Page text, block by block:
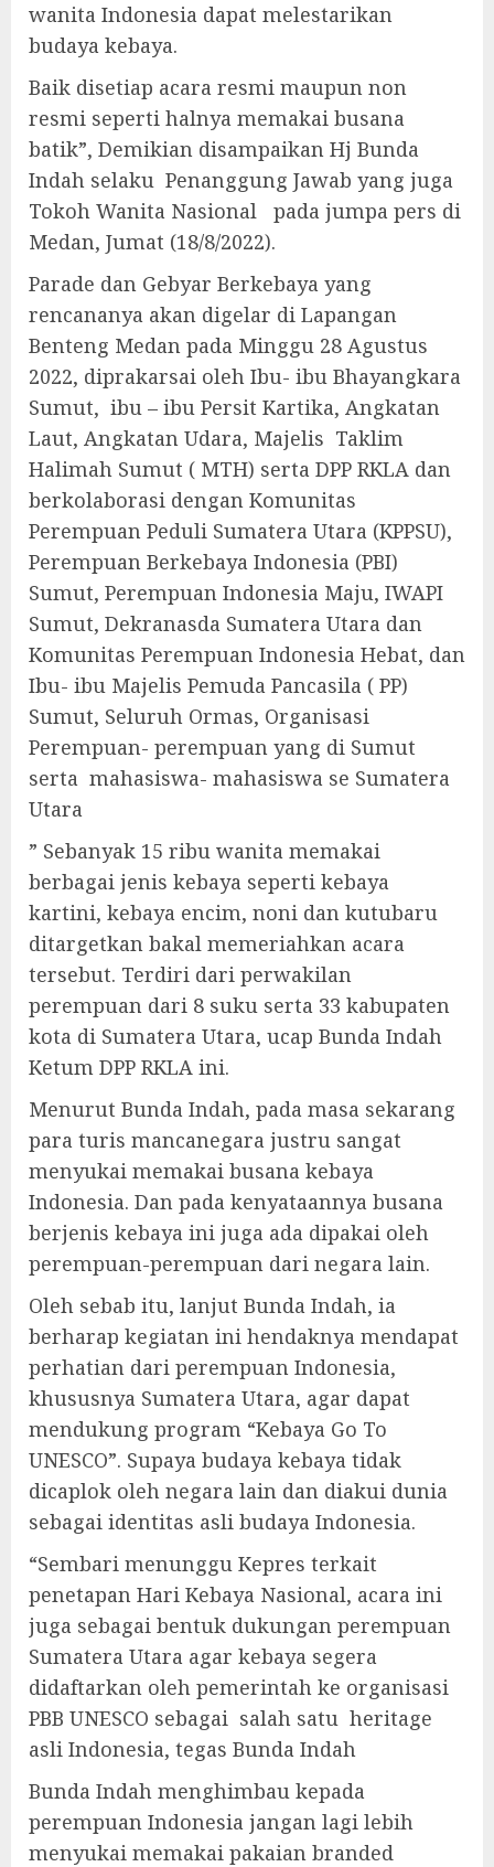
wanita Indonesia dapat melestarikan
budaya kebaya.
Baik disetiap acara resmi maupun non
resmi seperti halnya memakai busana
batik”, Demikian disampaikan Hj Bunda
Indah selaku Penanggung Jawab yang juga
Tokoh Wanita Nasional pada jumpa pers di
Medan, Jumat (18/8/2022).
Parade dan Gebyar Berkebaya yang
rencananya akan digelar di Lapangan
Benteng Medan pada Minggu 28 Agustus
2022, diprakarsai oleh Ibu- ibu Bhayangkara
Sumut, ibu – ibu Persit Kartika, Angkatan
Laut, Angkatan Udara, Majelis Taklim
Halimah Sumut ( MTH) serta DPP RKLA dan
berkolaborasi dengan Komunitas
Perempuan Peduli Sumatera Utara (KPPSU),
Perempuan Berkebaya Indonesia (PBI)
Sumut, Perempuan Indonesia Maju, IWAPI
Sumut, Dekranasda Sumatera Utara dan
Komunitas Perempuan Indonesia Hebat, dan
Ibu- ibu Majelis Pemuda Pancasila ( PP)
Sumut, Seluruh Ormas, Organisasi
Perempuan- perempuan yang di Sumut
serta mahasiswa- mahasiswa se Sumatera
Utara
” Sebanyak 15 ribu wanita memakai
berbagai jenis kebaya seperti kebaya
kartini, kebaya encim, noni dan kutubaru
ditargetkan bakal memeriahkan acara
tersebut. Terdiri dari perwakilan
perempuan dari 8 suku serta 33 kabupaten
kota di Sumatera Utara, ucap Bunda Indah
Ketum DPP RKLA ini.
Menurut Bunda Indah, pada masa sekarang
para turis mancanegara justru sangat
menyukai memakai busana kebaya
Indonesia. Dan pada kenyataannya busana
berjenis kebaya ini juga ada dipakai oleh
perempuan-perempuan dari negara lain.
Oleh sebab itu, lanjut Bunda Indah, ia
berharap kegiatan ini hendaknya mendapat
perhatian dari perempuan Indonesia,
khususnya Sumatera Utara, agar dapat
mendukung program “Kebaya Go To
UNESCO”. Supaya budaya kebaya tidak
dicaplok oleh negara lain dan diakui dunia
sebagai identitas asli budaya Indonesia.
“Sembari menunggu Kepres terkait
penetapan Hari Kebaya Nasional, acara ini
juga sebagai bentuk dukungan perempuan
Sumatera Utara agar kebaya segera
didaftarkan oleh pemerintah ke organisasi
PBB UNESCO sebagai salah satu heritage
asli Indonesia, tegas Bunda Indah
Bunda Indah menghimbau kepada
perempuan Indonesia jangan lagi lebih
menyukai memakai pakaian branded